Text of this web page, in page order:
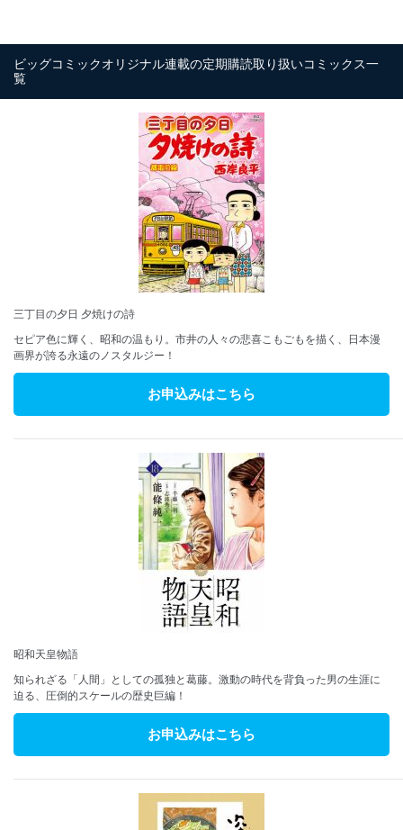
ビッグコミックオリジナル連載の定期購読取り扱いコミックス一
覧
三丁目の夕日 夕焼けの詩
セピア色に輝く、昭和の温もり。市井の人々の悲喜こもごもを描く、日本漫
画界が誇る永遠のノスタルジー！
お申込みはこちら
昭和天皇物語
知られざる「人間」としての孤独と葛藤。激動の時代を背負った男の生涯に
迫る、圧倒的スケールの歴史巨編！
お申込みはこちら